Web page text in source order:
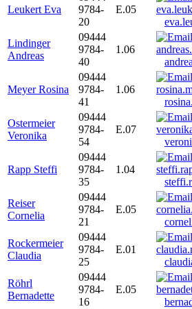
Leukert Eva
9784-
20
E.05
Lindinger
Andreas
09444
9784-
40
1.06
Meyer Rosina
09444
9784-
41
1.06
Ostermeier
Veronika
09444
9784-
54
E.07
Rapp Steffi
09444
9784-
35
1.04
Reiser
Cornelia
09444
9784-
21
E.05
Rockermeier
Claudia
09444
9784-
25
E.01
Röhrl
Bernadette
09444
9784-
16
E.05